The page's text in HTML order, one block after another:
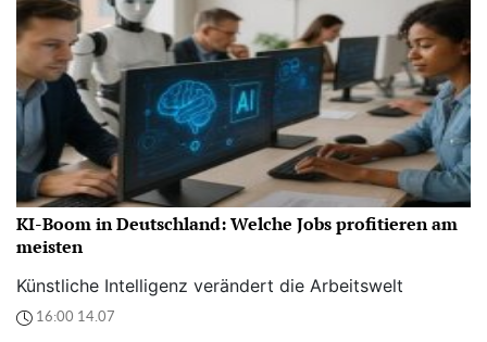
KI-Boom in Deutschland: Welche Jobs profitieren am
meisten
Künstliche Intelligenz verändert die Arbeitswelt
16:00 14.07